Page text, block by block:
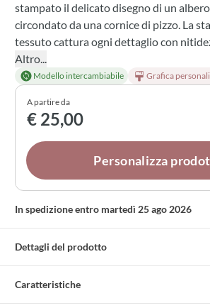
stampato il delicato disegno di un
circondato da una cornice di pizzo. La
tessuto cattura ogni dettaglio con
fiocco in seta coordinato—disponibile in
dal rosa cipria al rosso bordeaux e
aggiunge un tocco di eleganza. Ogni
essere personalizzata nella scelta del
del fiocco, rendendola un ricordo unico
chi desideri celebrare.
Altro...
Modello intercambiabile Grafica
A partire da
€ 25,00
Personalizza
In spedizione entro martedì 25 ago 2026
Dettagli del prodotto
Caratteristiche